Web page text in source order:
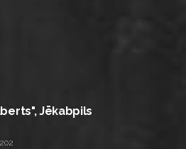
Jēkabpils